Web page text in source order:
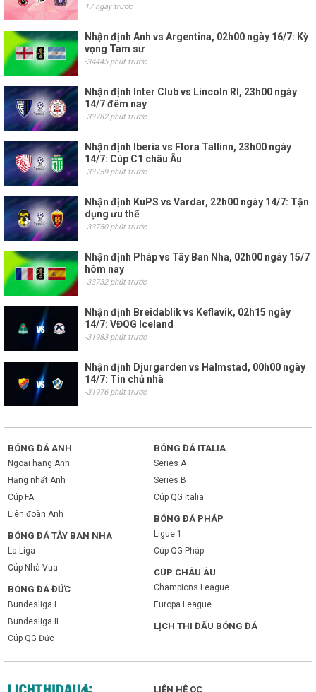
17 ngày trước
Nhận định Anh vs Argentina, 02h00 ngày 16/7: Kỳ
vọng Tam sư
-34445 phút trước
Nhận định Inter Club vs Lincoln RI, 23h00 ngày
14/7 đêm nay
-33782 phút trước
Nhận định Iberia vs Flora Tallinn, 23h00 ngày
14/7: Cúp C1 châu Âu
-33759 phút trước
Nhận định KuPS vs Vardar, 22h00 ngày 14/7: Tận
dụng ưu thế
-33750 phút trước
Nhận định Pháp vs Tây Ban Nha, 02h00 ngày 15/7
hôm nay
-33732 phút trước
Nhận định Breidablik vs Keflavik, 02h15 ngày
14/7: VĐQG Iceland
-31983 phút trước
Nhận định Djurgarden vs Halmstad, 00h00 ngày
14/7: Tin chủ nhà
-31976 phút trước
BÓNG ĐÁ ANH
Ngoại hạng Anh
Hạng nhất Anh
Cúp FA
Liên đoàn Anh
BÓNG ĐÁ TÂY BAN NHA
La Liga
Cúp Nhà Vua
BÓNG ĐÁ ĐỨC
Bundesliga I
Bundesliga II
Cúp QG Đức
BÓNG ĐÁ ITALIA
Series A
Series B
Cúp QG Italia
BÓNG ĐÁ PHÁP
Ligue 1
Cúp QG Pháp
CÚP CHÂU ÂU
Champions League
Europa League
LỊCH THI ĐẤU BÓNG ĐÁ
LIÊN HỆ QC